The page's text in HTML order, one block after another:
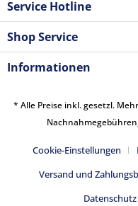
Service Hotline
Shop Service
Informationen
* Alle Preise inkl. gesetzl.
Cookie-Einstellungen
Versand und
Datenschutz